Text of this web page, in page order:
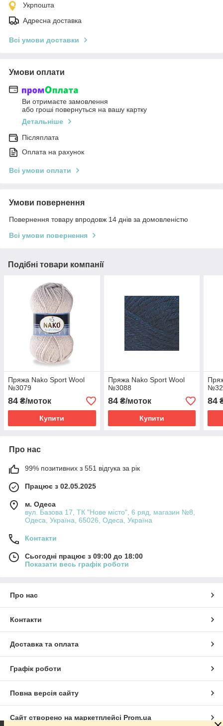
Укрпошта
Адресна доставка
Всі умови доставки
Умови оплати
Ви отримаєте замовлення
або гроші повернуться на вашу картку
Детальніше
Післяплата
Оплата на рахунок
Всі умови оплати
Умови повернення
Повернення товару впродовж 14 днів за домовленістю
Всі умови повернення
Подібні товари компанії
Пряжа Nako Sport Wool
№3079
84 ₴/моток
Купити
Пряжа Nako Sport Wool
№3088
84₴/моток
Купити
84
Про нас
99% позитивних з 551 відгука за рік
Працює з 02.05.2025
м. Одеса
вул. Базова 17, ТК "Нове місто", 6 ряд, магазин №8,
Одеса, Україна, 65026, Одеса, Україна
Контакти
Сьогодні працює з 09:00 до 18:00
Показати весь графік роботи
Про нас
Контакти
Доставка та оплата
Графік роботи
Повна версія сайту
Сайт створено на маркетплейсі Prom.ua